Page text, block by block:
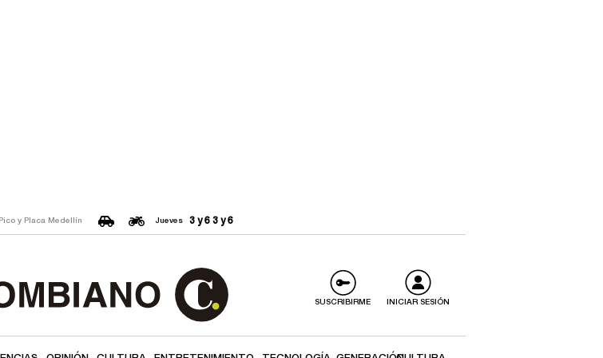
Pico y Placa Medellín Jueves 3 y 63 y 6
SUSCRIBIRME INICIAR SESIÓN